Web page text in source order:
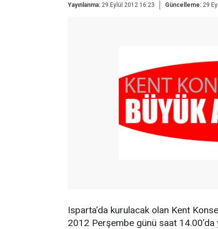
Yayınlanma: 29 Eylül 2012 16:23 Güncelleme: 29
Isparta’da kurulacak olan Kent
2012 Perşembe günü saat 14.00’da